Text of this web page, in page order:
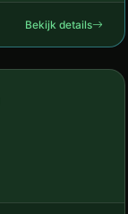
Bekijk details